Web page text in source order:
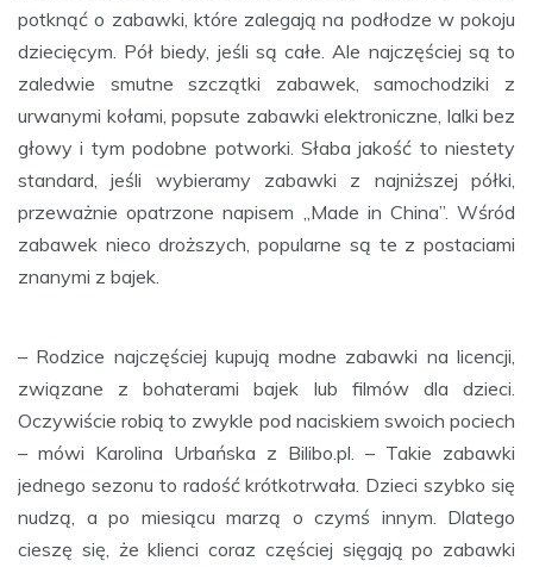
potknąć o zabawki, które zalegają na podłodze w pokoju
dziecięcym. Pół biedy, jeśli są całe. Ale najczęściej są to
zaledwie smutne szczątki zabawek, samochodziki z
urwanymi kołami, popsute zabawki elektroniczne, lalki bez
głowy i tym podobne potworki. Słaba jakość to niestety
standard, jeśli wybieramy zabawki z najniższej półki,
przeważnie opatrzone napisem „Made in China”. Wśród
zabawek nieco droższych, popularne są te z postaciami
znanymi z bajek.
– Rodzice najczęściej kupują modne zabawki na licencji,
związane z bohaterami bajek lub filmów dla dzieci.
Oczywiście robią to zwykle pod naciskiem swoich pociech
– mówi Karolina Urbańska z Bilibo.pl. – Takie zabawki
jednego sezonu to radość krótkotrwała. Dzieci szybko się
nudzą, a po miesiącu marzą o czymś innym. Dlatego
cieszę się, że klienci coraz częściej sięgają po zabawki